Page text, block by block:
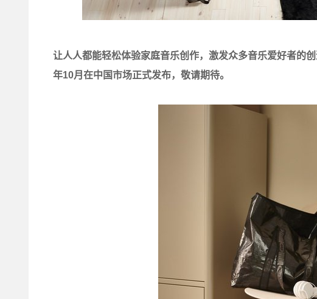
让人人都能轻松体验家庭音乐创作，激发众多音乐爱好者的
年10月在中国市场正式发布，敬请期待。